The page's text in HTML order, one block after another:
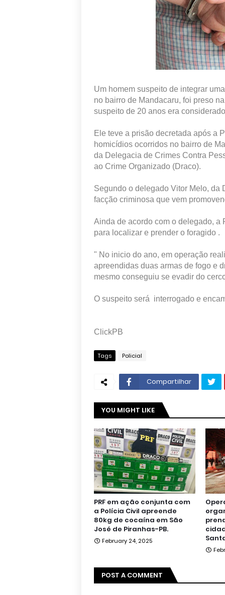
Um homem suspeito de integrar
no bairro de Mandacaru, foi preso
suspeito de 20 anos era
Ele teve a prisão decretada após a
homicídios ocorridos no bairro de
da Delegacia de Crimes Contra
ao Crime Organizado (Draco).
Segundo o delegado Vitor Melo, da
facção criminosa que vem
Ainda de acordo com o delegado,
para localizar e prender o foragido .
" No inicio do ano, em operação
apreendidas duas armas de fogo e
mesmo conseguiu se evadir do
O suspeito será interrogado e
ClickPB
Tags Policial
Compartilhar
YOU MIGHT LIKE
PRF em ação conjunta com
a Polícia Civil apreende
80kg de cocaína em São
José de Piranhas-PB.
February 24, 2025
POST A COMMENT